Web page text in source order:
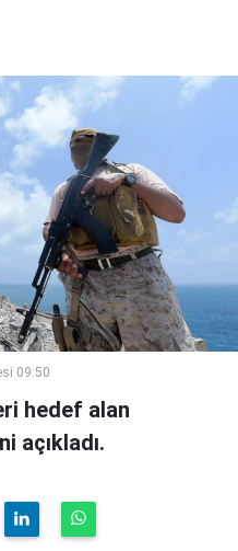
09:50
hedef alan
açıkladı.